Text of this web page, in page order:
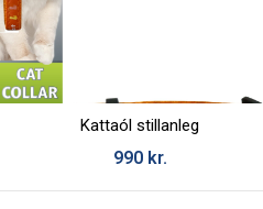
Kattaól stillanleg
990 kr.